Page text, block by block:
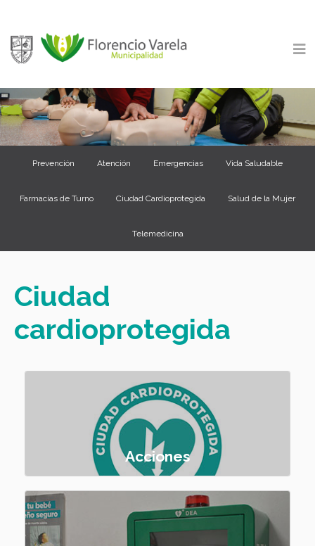
Prevención Atención Emergencias Vida Saludable
Farmacias de Turno Ciudad Cardioprotegida Salud de la Mujer
Telemedicina
Ciudad
cardioprotegida
Acciones